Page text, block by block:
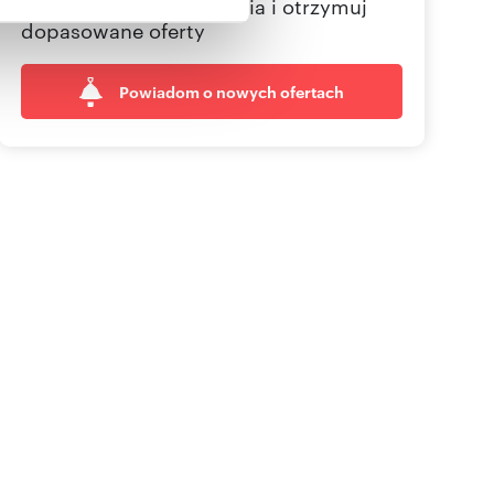
dopasowane oferty
Powiadom o nowych ofertach